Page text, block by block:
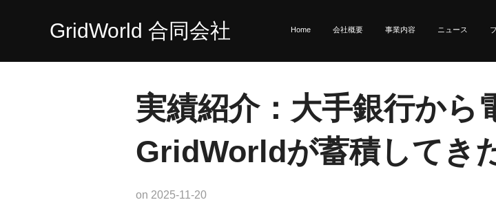
ン
GridWorld 合同会社 Home 会社概要 事業内容 ニュース
実績紹介：大手銀行から
GridWorldが蓄積してき
on 2025-11-20